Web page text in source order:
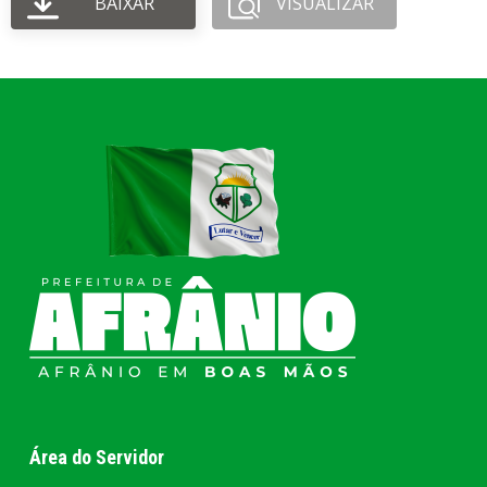
Área do Servidor